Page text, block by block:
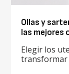
Ollas y
las mejores
Elegir los